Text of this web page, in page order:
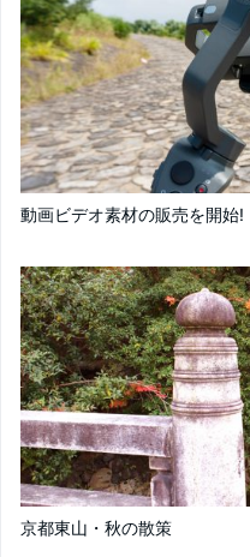
動画ビデオ素材の販売を開始!
京都東山・秋の散策